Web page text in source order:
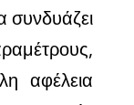
συνδυάζει
αφέλεια